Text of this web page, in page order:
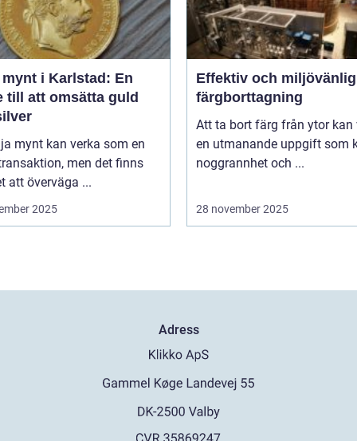
mynt i Karlstad: En
till att omsätta guld
mynt kan verka som en
men det finns
att överväga ...
2025
Effektiv och miljövänlig
färgborttagning
Att ta bort färg från ytor kan
en utmanande uppgift som
noggrannhet och ...
28 november 2025
Adress